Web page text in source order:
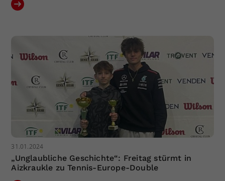
31.01.2024
„Unglaubliche Geschichte“: Freitag stürmt in
Aizkraukle zu Tennis-Europe-Double